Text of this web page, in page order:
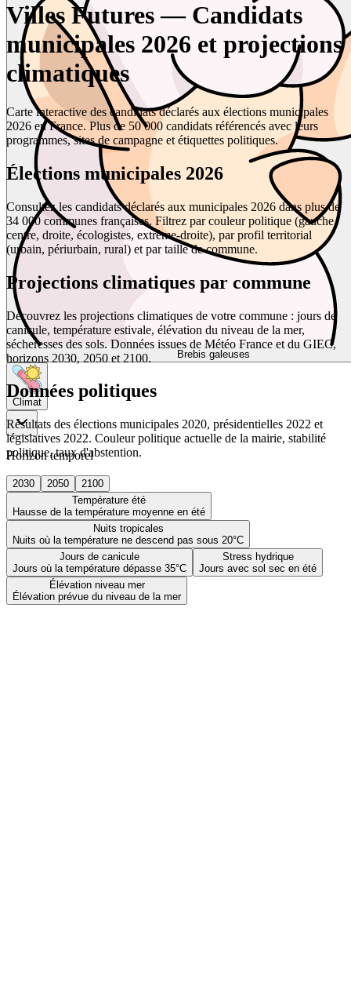
Brebis galeuses
Climat
Horizon temporel
2030 2050
2100
Température été
Hausse de la température moyenne en été
Nuits tropicales
Nuits où la température ne descend pas sous 20°C
Jours de canicule
Jours où la température dépasse 35°C
Stress hydrique
Jours avec sol sec en été
Élévation niveau mer
Élévation prévue du niveau de la mer
Villes Futures — Candidats
municipales 2026 et projections
climatiques
Carte interactive des candidats déclarés aux élections municipales
2026 en France. Plus de 50 000 candidats référencés avec leurs
programmes, sites de campagne et étiquettes politiques.
Élections municipales 2026
Consultez les candidats déclarés aux municipales 2026 dans plus de
34 000 communes françaises. Filtrez par couleur politique (gauche,
centre, droite, écologistes, extrême-droite), par profil territorial
(urbain, périurbain, rural) et par taille de commune.
Projections climatiques par commune
Découvrez les projections climatiques de votre commune : jours de
canicule, température estivale, élévation du niveau de la mer,
sécheresses des sols. Données issues de Météo France et du GIEC,
horizons 2030, 2050 et 2100.
Données politiques
Résultats des élections municipales 2020, présidentielles 2022 et
législatives 2022. Couleur politique actuelle de la mairie, stabilité
politique, taux d'abstention.